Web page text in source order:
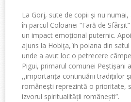
La Gorj, sute de copii și nu
în parcul Coloanei “Fară de
un impact emoțional puternic.
ajuns la Hobiţa, în poiana din
unde a avut loc o petrecere
Pigui, primarul comunei Peștișani
,,importanța continuării tradițiilor
românești reprezintă o prioritate,
izvorul spiritualității românești”.